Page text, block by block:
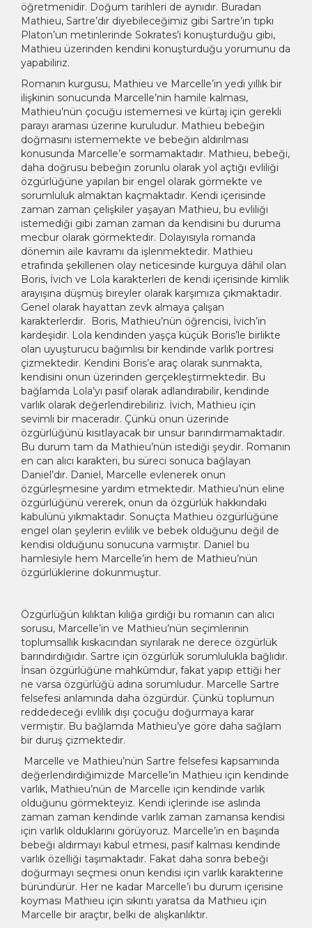
öğretmenidir. Doğum tarihleri de aynıdır. Buradan
Mathieu, Sartre’dır diyebileceğimiz gibi Sartre’ın tıpkı
Platon’un metinlerinde Sokrates’i konuşturduğu gibi,
Mathieu üzerinden kendini konuşturduğu yorumunu da
yapabiliriz.
Romanın kurgusu, Mathieu ve Marcelle’in yedi yıllık bir
ilişkinin sonucunda Marcelle’nin hamile kalması,
Mathieu’nün çocuğu istememesi ve kürtaj için gerekli
parayı araması üzerine kuruludur. Mathieu bebeğin
doğmasını istememekte ve bebeğin aldırılması
konusunda Marcelle’e sormamaktadır. Mathieu, bebeği,
daha doğrusu bebeğin zorunlu olarak yol açtığı evliliği
özgürlüğüne yapılan bir engel olarak görmekte ve
sorumluluk almaktan kaçmaktadır. Kendi içerisinde
zaman zaman çelişkiler yaşayan Mathieu, bu evliliği
istemediği gibi zaman zaman da kendisini bu duruma
mecbur olarak görmektedir. Dolayısıyla romanda
dönemin aile kavramı da işlenmektedir. Mathieu
etrafında şekillenen olay neticesinde kurguya dâhil olan
Boris, İvich ve Lola karakterleri de kendi içerisinde kimlik
arayışına düşmüş bireyler olarak karşımıza çıkmaktadır.
Genel olarak hayattan zevk almaya çalışan
karakterlerdir. Boris, Mathieu’nün öğrencisi, İvich’in
kardeşidir. Lola kendinden yaşça küçük Boris’le birlikte
olan uyuşturucu bağımlısı bir kendinde varlık portresi
çizmektedir. Kendini Boris’e araç olarak sunmakta,
kendisini onun üzerinden gerçekleştirmektedir. Bu
bağlamda Lola’yı pasif olarak adlandırabilir, kendinde
varlık olarak değerlendirebiliriz. İvich, Mathieu için
sevimli bir maceradır. Çünkü onun üzerinde
özgürlüğünü kısıtlayacak bir unsur barındırmamaktadır.
Bu durum tam da Mathieu’nün istediği şeydir. Romanın
en can alıcı karakteri, bu süreci sonuca bağlayan
Daniel’dır. Daniel, Marcelle evlenerek onun
özgürleşmesine yardım etmektedir. Mathieu’nün eline
özgürlüğünü vererek, onun da özgürlük hakkındaki
kabulünü yıkmaktadır. Sonuçta Mathieu özgürlüğüne
engel olan şeylerin evlilik ve bebek olduğunu değil de
kendisi olduğunu sonucuna varmıştır. Daniel bu
hamlesiyle hem Marcelle’in hem de Mathieu’nün
özgürlüklerine dokunmuştur.
Özgürlüğün kılıktan kılığa girdiği bu romanın can alıcı
sorusu, Marcelle’in ve Mathieu’nün seçimlerinin
toplumsallık kıskacından sıyrılarak ne derece özgürlük
barındırdığıdır. Sartre için özgürlük sorumlulukla bağlıdır.
İnsan özgürlüğüne mahkûmdur, fakat yapıp ettiği her
ne varsa özgürlüğü adına sorumludur. Marcelle Sartre
felsefesi anlamında daha özgürdür. Çünkü toplumun
reddedeceği evlilik dışı çocuğu doğurmaya karar
vermiştir. Bu bağlamda Mathieu’ye göre daha sağlam
bir duruş çizmektedir.
Marcelle ve Mathieu’nün Sartre felsefesi kapsamında
değerlendirdiğimizde Marcelle’in Mathieu için kendinde
varlık, Mathieu’nün de Marcelle için kendinde varlık
olduğunu görmekteyiz. Kendi içlerinde ise aslında
zaman zaman kendinde varlık zaman zamansa kendisi
için varlık olduklarını görüyoruz. Marcelle’in en başında
bebeği aldırmayı kabul etmesi, pasif kalması kendinde
varlık özelliği taşımaktadır. Fakat daha sonra bebeği
doğurmayı seçmesi onun kendisi için varlık karakterine
büründürür. Her ne kadar Marcelle’i bu durum içerisine
koyması Mathieu için sıkıntı yaratsa da Mathieu için
Marcelle bir araçtır, belki de alışkanlıktır.